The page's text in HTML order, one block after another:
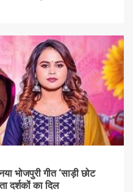
भोजपुरी गीत ‘साड़ी छोट
दर्शकों का दिल